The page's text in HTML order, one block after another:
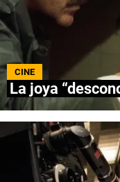
INFLUENCERS
SPOILER US
QUIENES SOMOS |
Escribe en Spoiler
CINE
La joya